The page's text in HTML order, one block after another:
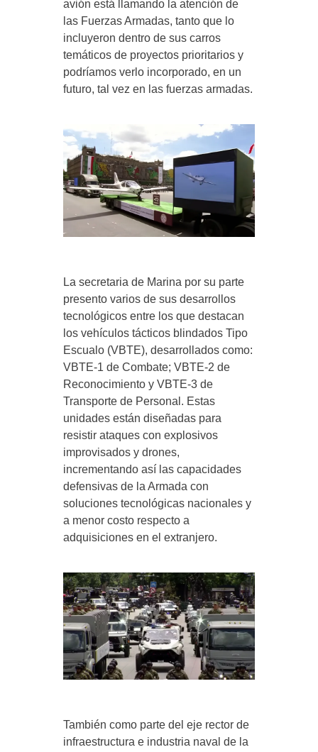
avión está llamando la atención de
las Fuerzas Armadas, tanto que lo
incluyeron dentro de sus carros
temáticos de proyectos prioritarios y
podríamos verlo incorporado, en un
futuro, tal vez en las fuerzas armadas.
La secretaria de Marina por su parte
presento varios de sus desarrollos
tecnológicos entre los que destacan
los vehículos tácticos blindados Tipo
Escualo (VBTE), desarrollados como:
VBTE-1 de Combate; VBTE-2 de
Reconocimiento y VBTE-3 de
Transporte de Personal. Estas
unidades están diseñadas para
resistir ataques con explosivos
improvisados y drones,
incrementando así las capacidades
defensivas de la Armada con
soluciones tecnológicas nacionales y
a menor costo respecto a
adquisiciones en el extranjero.
También como parte del eje rector de
infraestructura e industria naval de la